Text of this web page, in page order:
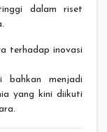
dalam riset
terhadap inovasi
bahkan menjadi
yang kini diikuti